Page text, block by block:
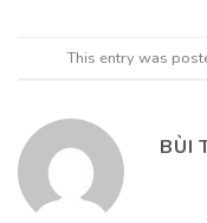
This entry was
BÙI